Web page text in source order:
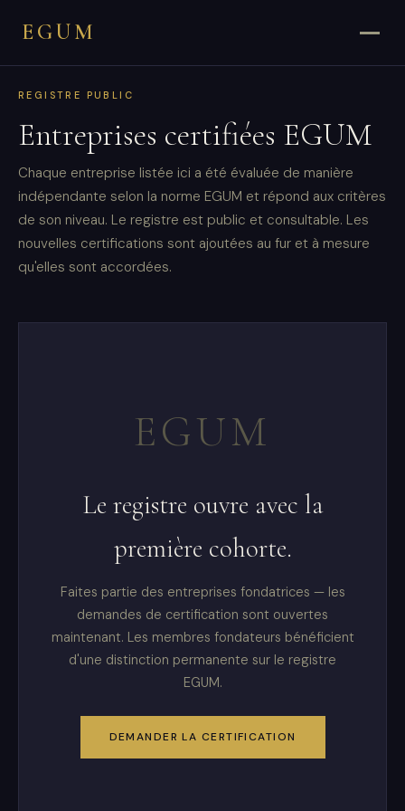
EGUM
REGISTRE PUBLIC
Entreprises certifiées EGUM
Chaque entreprise listée ici a été évaluée de manière
indépendante selon la norme EGUM et répond aux critères
de son niveau. Le registre est public et consultable. Les
nouvelles certifications sont ajoutées au fur et à mesure
qu'elles sont accordées.
EGUM
Le registre ouvre avec la
première cohorte.
Faites partie des entreprises fondatrices — les
demandes de certification sont ouvertes
maintenant. Les membres fondateurs bénéficient
d'une distinction permanente sur le registre
EGUM.
DEMANDER LA CERTIFICATION